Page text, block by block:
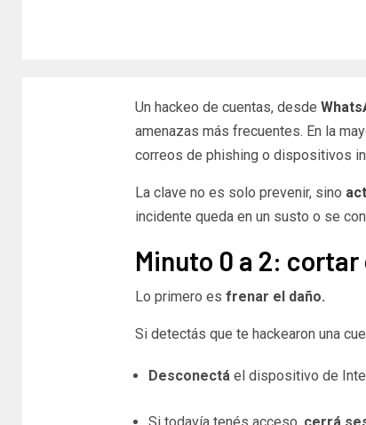
Un hackeo de cuentas, desde
amenazas más frecuentes. En la
correos de phishing o dispositivos
La clave no es solo prevenir, sino
incidente queda en un susto o se
Minuto 0 a 2:
Lo primero es frenar el daño.
Si detectás que te hackearon una
Desconectá el dispositivo de